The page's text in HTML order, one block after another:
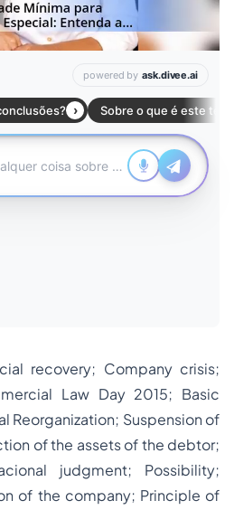
recovery; Company crisis;
Law Day 2015; Basic
Reorganization; Suspension of
of the assets of the debtor;
judgment; Possibility;
of the company; Principle of